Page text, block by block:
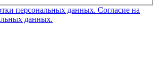
персональных данных. Согласие на
данных.